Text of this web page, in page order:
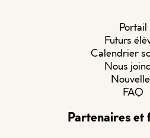
Portail
Futurs
Calendrier
Nous
FAQ
Partenaires et